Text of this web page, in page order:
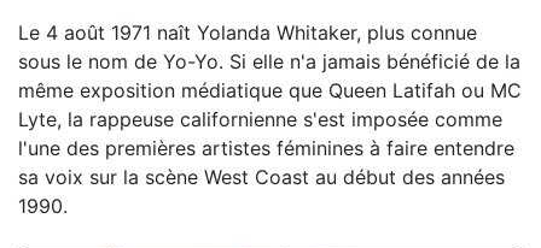
Le 4 août 1971 naît Yolanda Whitaker, plus connue
sous le nom de Yo-Yo. Si elle n'a jamais bénéficié de la
même exposition médiatique que Queen Latifah ou MC
Lyte, la rappeuse californienne s'est imposée comme
l'une des premières artistes féminines à faire entendre
sa voix sur la scène West Coast au début des années
1990.